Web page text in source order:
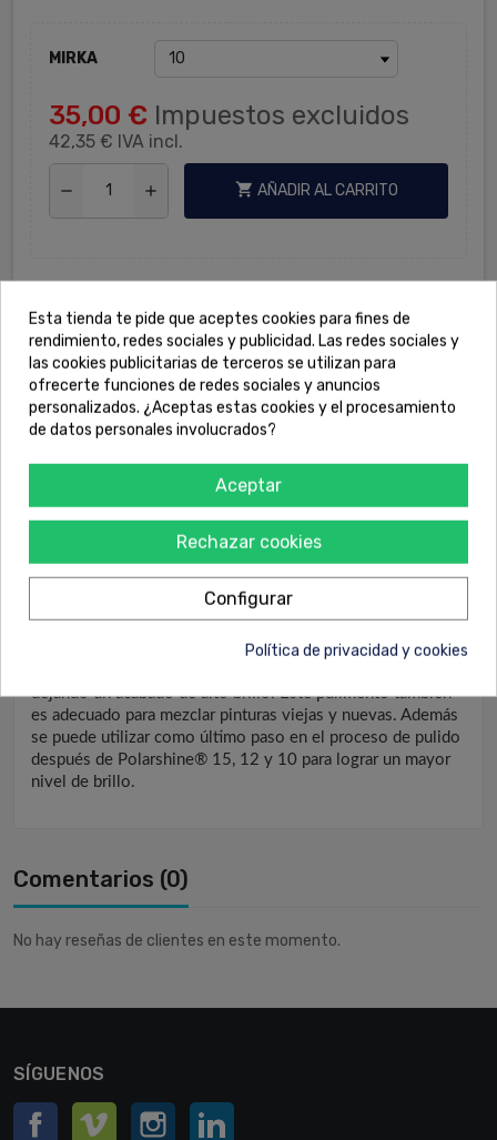
MIRKA
35,00 € Impuestos excluidos
42,35 € IVA incl.
remove add shopping_cart AÑADIR AL CARRITO
Pago seguro con tarjeta.
Envíos de 24 a 48h.
Polarshine® 5 es una pasta de pulido desarrollada para dar
Polarshine® 5 es un compuesto para pulido a base de agua
dejando un acabado de alto brillo. Este pulimento también
es adecuado para mezclar pinturas viejas y nuevas. Además
se puede utilizar como último paso en el proceso de pulido
después de Polarshine® 15, 12 y 10 para lograr un mayor
nivel de brillo.
Comentarios (0)
No hay reseñas de clientes en este momento.
SÍGUENOS
Facebook Vimeo Instagram
Esta tienda te pide que aceptes cookies para fines de
rendimiento, redes sociales y publicidad. Las redes sociales y
las cookies publicitarias de terceros se utilizan para
ofrecerte funciones de redes sociales y anuncios
personalizados. ¿Aceptas estas cookies y el procesamiento
de datos personales involucrados?
Aceptar
Rechazar cookies
Configurar
Política de privacidad y cookies